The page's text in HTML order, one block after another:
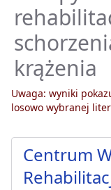
krążenia
Uwaga: wyniki
losowo wybranej
Centrum